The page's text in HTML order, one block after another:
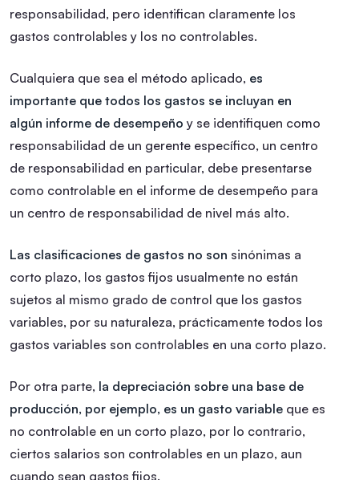
responsabilidad, pero identifican claramente los
gastos controlables y los no controlables.
Cualquiera que sea el método aplicado, es
importante que todos los gastos se incluyan en
algún informe de desempeño y se identifiquen como
responsabilidad de un gerente específico, un centro
de responsabilidad en particular, debe presentarse
como controlable en el informe de desempeño para
un centro de responsabilidad de nivel más alto.
Las clasificaciones de gastos no son sinónimas a
corto plazo, los gastos fijos usualmente no están
sujetos al mismo grado de control que los gastos
variables, por su naturaleza, prácticamente todos los
gastos variables son controlables en una corto plazo.
Por otra parte, la depreciación sobre una base de
producción, por ejemplo, es un gasto variable que es
no controlable en un corto plazo, por lo contrario,
ciertos salarios son controlables en un plazo, aun
cuando sean gastos fijos.